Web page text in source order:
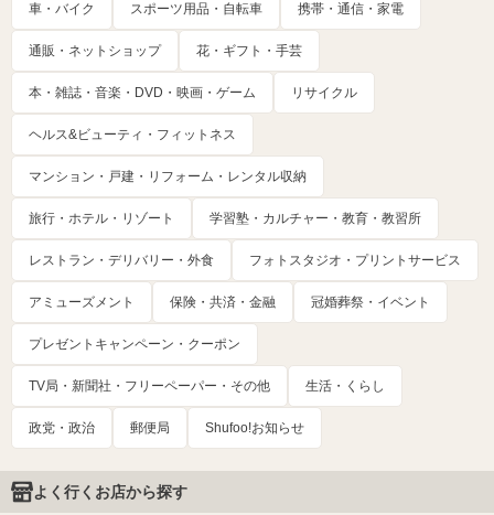
車・バイク スポーツ用品・自転車 携帯・通信・家電
通販・ネットショップ 花・ギフト・手芸
本・雑誌・音楽・DVD・映画・ゲーム リサイクル
ヘルス&ビューティ・フィットネス
マンション・戸建・リフォーム・レンタル収納
旅行・ホテル・リゾート 学習塾・カルチャー・教育・教習所
レストラン・デリバリー・外食 フォトスタジオ・プリントサービス
アミューズメント 保険・共済・金融 冠婚葬祭・イベント
プレゼントキャンペーン・クーポン
TV局・新聞社・フリーペーパー・その他 生活・くらし
政党・政治 郵便局 Shufoo!お知らせ
よく行くお店から探す